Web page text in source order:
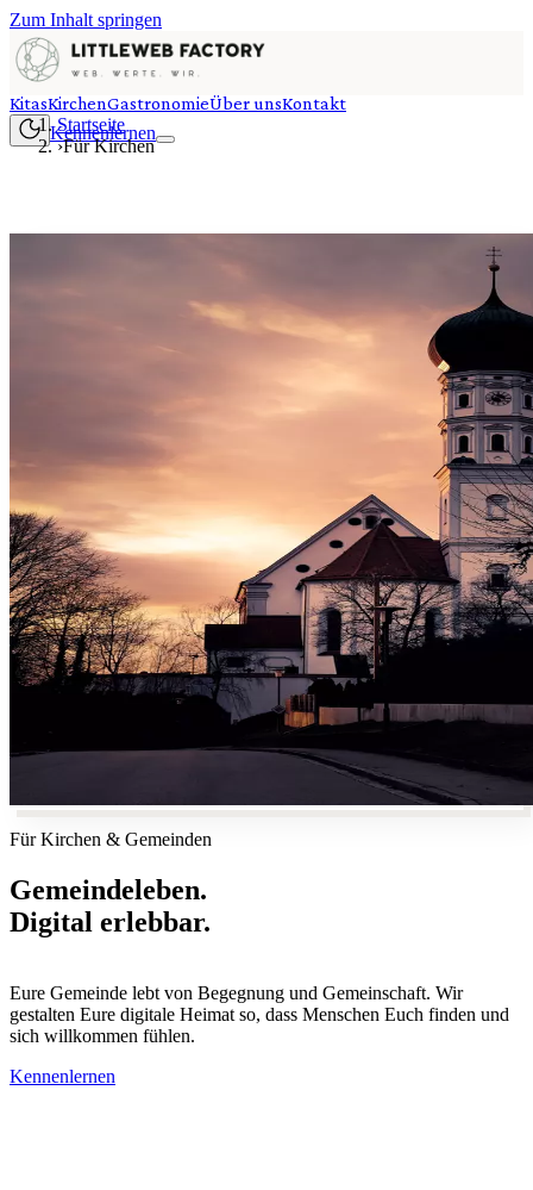
Zum Inhalt springen
KitasKirchenGastronomieÜber unsKontakt
Kennenlernen
Startseite
›Für Kirchen
Für Kirchen & Gemeinden
Gemeindeleben.
Digital erlebbar.
Eure Gemeinde lebt von Begegnung und Gemeinschaft. Wir
gestalten Eure digitale Heimat so, dass Menschen Euch finden und
sich willkommen fühlen.
Kennenlernen